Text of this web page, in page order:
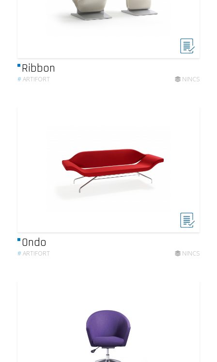
Ribbon
#ARTIFORT NINCS
Ondo
#ARTIFORT NINCS